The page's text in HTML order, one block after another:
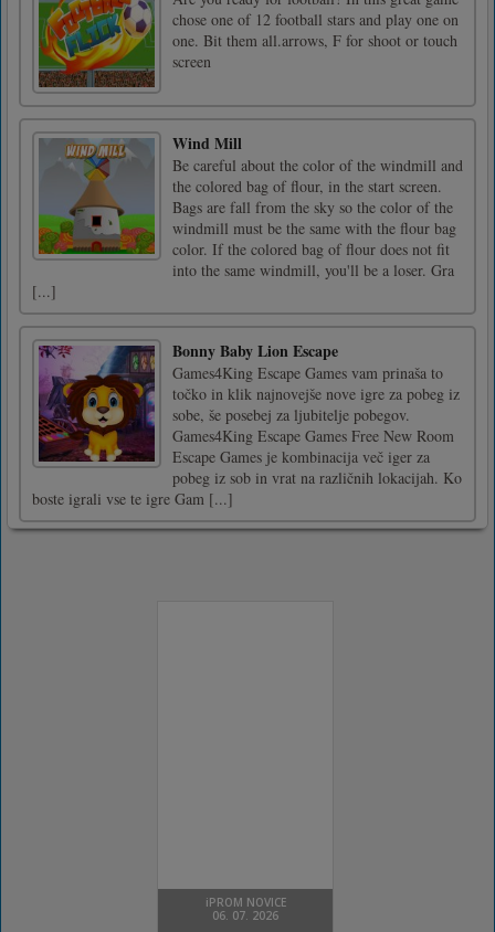
chose one of 12 football stars and play one on
one. Bit them all.arrows, F for shoot or touch
screen
Wind Mill
Be careful about the color of the windmill and
the colored bag of flour, in the start screen.
Bags are fall from the sky so the color of the
windmill must be the same with the flour bag
color. If the colored bag of flour does not fit
into the same windmill, you'll be a loser. Gra
[...]
Bonny Baby Lion Escape
Games4King Escape Games vam prinaša to
točko in klik najnovejše nove igre za pobeg iz
sobe, še posebej za ljubitelje pobegov.
Games4King Escape Games Free New Room
Escape Games je kombinacija več iger za
pobeg iz sob in vrat na različnih lokacijah. Ko
boste igrali vse te igre Gam [...]